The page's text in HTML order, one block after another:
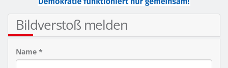
Bildverstoß melden
Name *